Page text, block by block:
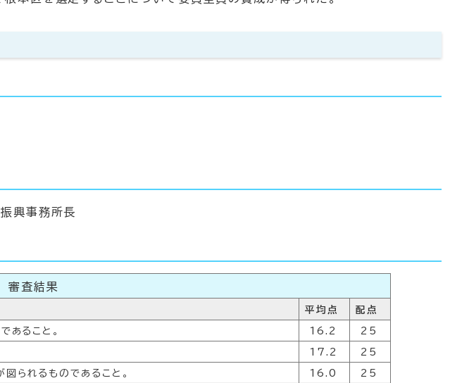
興事務所長
審査結果
平均点 配点
あること。 16.2 25
17.2 25
られるものであること。 16.0 25